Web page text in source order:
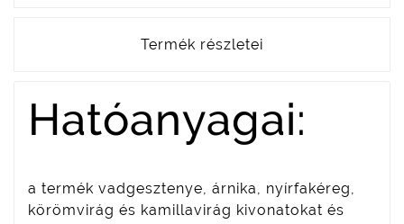
Termék részletei
Hatóanyagai:
a termék vadgesztenye, árnika, nyírfakéreg,
körömvirág és kamillavirág kivonatokat és